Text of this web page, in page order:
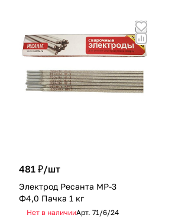
481 ₽/шт
Электрод Ресанта МР-3
Ф4,0 Пачка 1 кг
Нет в наличииАрт. 71/6/24